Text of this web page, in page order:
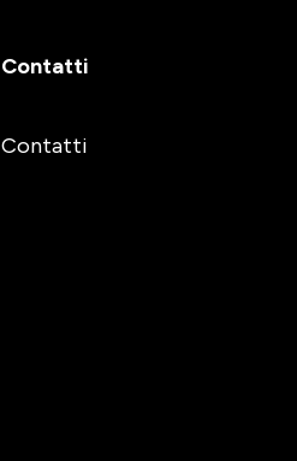
Contatti
Contatti